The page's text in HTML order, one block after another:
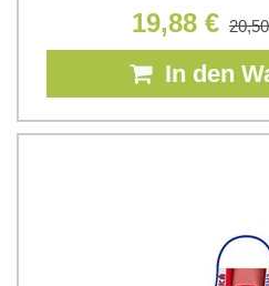
19,88 €
In den